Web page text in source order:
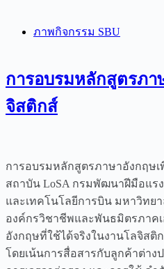
ภาพกิจกรรม SBU
การอบรมหลักสูตรภา
จิสติกส์
การอบรมหลักสูตรภาษาอังกฤษเ
สถาบัน LoSA กรมพัฒนาฝีมือแร
และเทคโนโลยีการบิน มหาวิทย
องค์กรวิชาชีพและพันธมิตรภาค
อังกฤษที่ใช้ได้จริงในงานโลจิสติ
โดยเน้นการสื่อสารกับลูกค้าต่าง